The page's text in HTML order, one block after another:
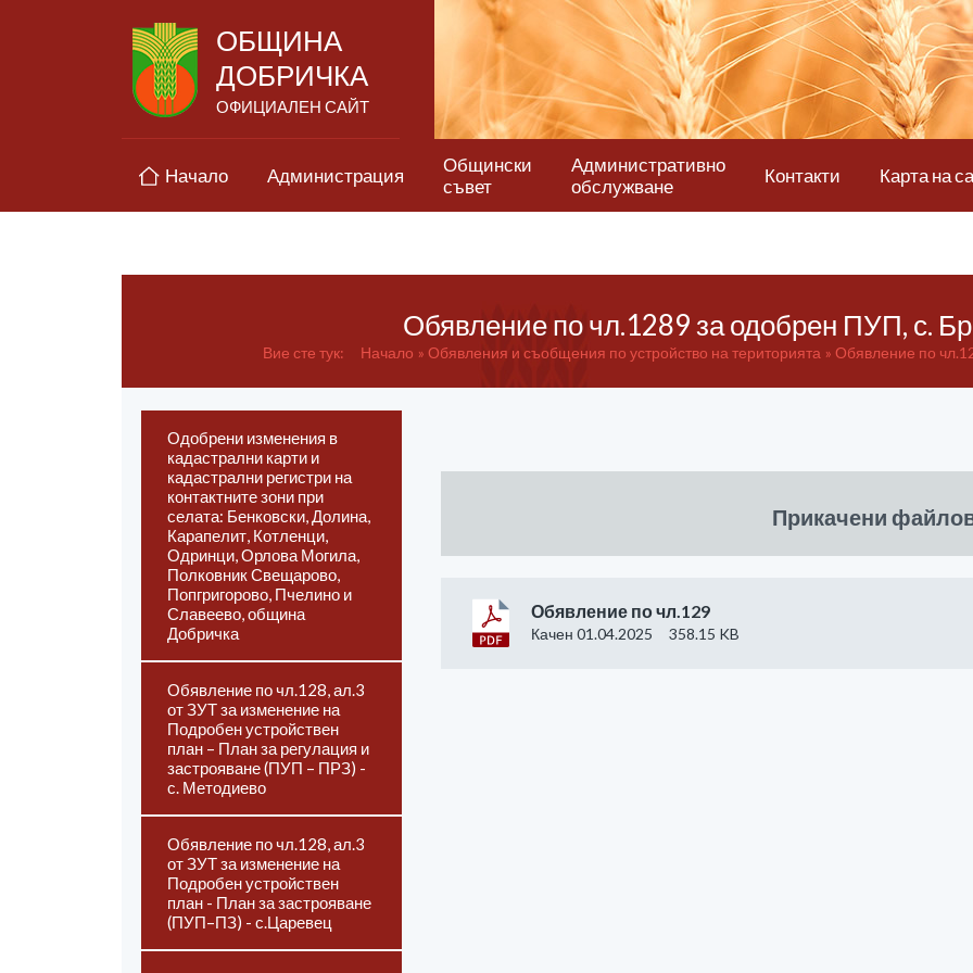
ОБЩИНА
ДОБРИЧКА
ОФИЦИАЛЕН САЙТ
Начало Администрация
Общински
съвет
Административно
обслужване
Контакти Карта на
Обявление по чл.1289 за одобрен ПУП, с.
Вие сте тук: Начало Обявления и съобщения по устройство на територията Обявление по
Одобрени изменения в
кадастрални карти и
кадастрални регистри на
контактните зони при
селата: Бенковски, Долина,
Карапелит, Котленци,
Одринци, Орлова Могила,
Полковник Свещарово,
Попгригорово, Пчелино и
Славеево, община
Добричка
Обявление по чл.128, ал.3
от ЗУТ за изменение на
Подробен устройствен
план – План за регулация и
застрояване (ПУП – ПРЗ) -
с. Методиево
Обявление по чл.128, ал.3
от ЗУТ за изменение на
Подробен устройствен
план - План за застрояване
(ПУП–ПЗ) - с.Царевец
Прикачени
Обявление по чл.129
Качен 01.04.2025 358.15 KB